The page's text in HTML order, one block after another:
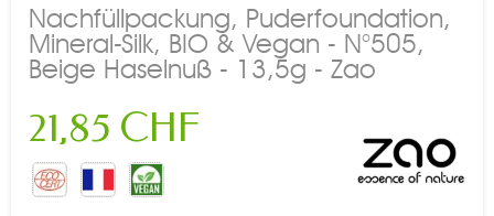
Nachfüllpackung, Puderfoundation,
Mineral-Silk, BIO & Vegan - N°505,
Beige Haselnuß - 13,5g - Zao
21,85 CHF